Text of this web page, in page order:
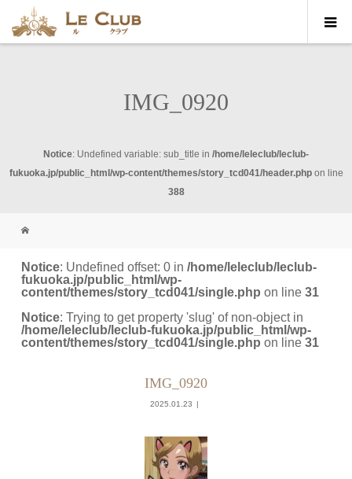
IMG_0920
Notice: Undefined variable: sub_title in /home/leleclub/leclub-
fukuoka.jp/public_html/wp-content/themes/story_tcd041/header.phpon line
388
Notice: Undefined offset: 0 in/home/leleclub/leclub-
fukuoka.jp/public_html/wp-
content/themes/story_tcd041/single.php on line31
Notice: Trying to get property 'slug' of non-object in
/home/leleclub/leclub-fukuoka.jp/public_html/wp-
content/themes/story_tcd041/single.php on line31
IMG_0920
2025.01.23